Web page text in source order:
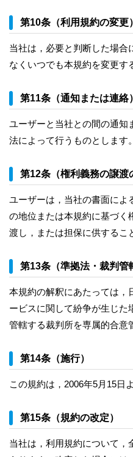
第10条（利用規約の変更）
当社は，必要と判断した場合
なくいつでも本規約を変更す
第11条（通知または連絡）
ユーザーと当社との間の通知
法によって行うものとします。
第12条（権利義務の譲渡
ユーザーは，当社の書面によ
の地位または本規約に基づく
渡し，または担保に供するこ
第13条（準拠法・裁判管
本規約の解釈にあたっては，
ービスに関して紛争が生じた
管轄する裁判所を専属的合意
第14条（施行）
この規約は，2006年5月15日
第15条（規約の改定）
当社は，利用規約について，